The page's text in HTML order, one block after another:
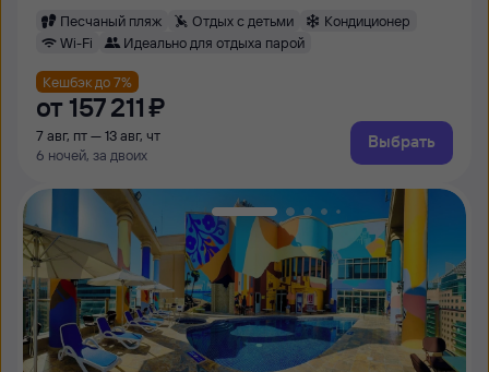
Песчаный пляж Отдых с детьми
Кондиционер
Wi-Fi
Идеально для отдыха парой
Кешбэк до 7%
от 157 ⁠211 ⁠₽
7 авг, пт — 13 авг, чт
6 ночей, за двоих
Выбрать